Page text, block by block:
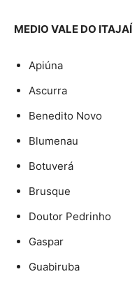
MEDIO VALE DO ITAJAÍ
Apiúna
Ascurra
Benedito Novo
Blumenau
Botuverá
Brusque
Doutor Pedrinho
Gaspar
Guabiruba